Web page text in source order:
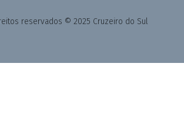
reservados © 2025 Cruzeiro do Sul